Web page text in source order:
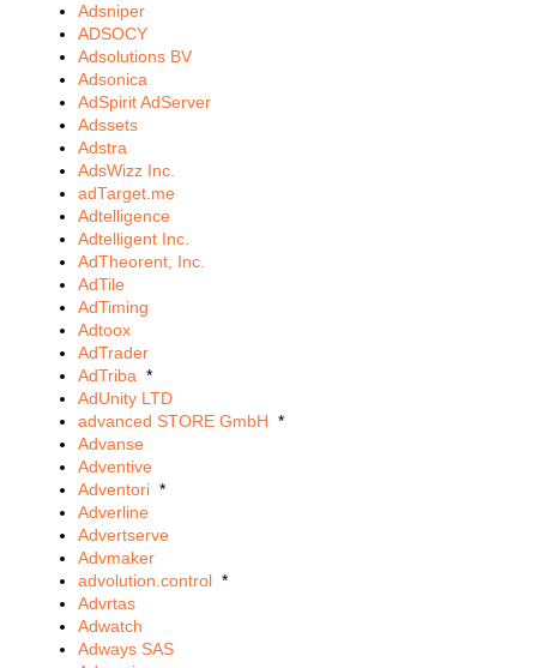
Adsniper
ADSOCY
Adsolutions BV
Adsonica
AdSpirit AdServer
Adssets
Adstra
AdsWizz Inc.
adTarget.me
Adtelligence
Adtelligent Inc.
AdTheorent, Inc.
AdTile
AdTiming
Adtoox
AdTrader
AdTriba *
AdUnity LTD
advanced STORE GmbH *
Advanse
Adventive
Adventori *
Adverline
Advertserve
Advmaker
advolution.control *
Advrtas
Adwatch
Adways SAS